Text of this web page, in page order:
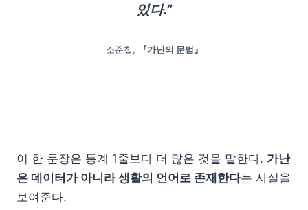
있다.”
소준철, 『가난의 문법』
이 한 문장은 통계 1줄보다 더 많은 것을 말한다. 가난
은 데이터가 아니라 생활의 언어로 존재한다는 사실을
보여준다.